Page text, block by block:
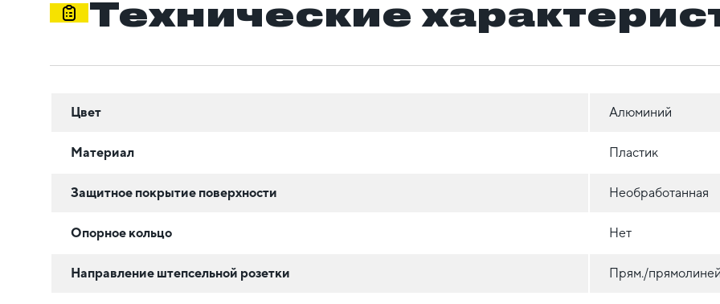
Технические
Цвет Алюминий
Материал Пластик
Защитное покрытие поверхности Необработанная
Опорное кольцо Нет
Направление штепсельной розетки Прям./